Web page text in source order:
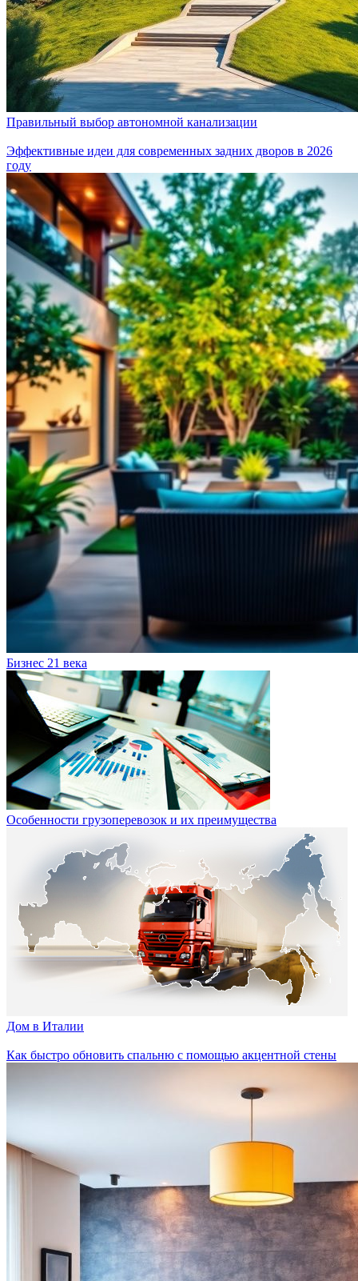
Правильный выбор автономной канализации
Эффективные идеи для современных задних дворов в 2026
году
Бизнес 21 века
Особенности грузоперевозок и их преимущества
Дом в Италии
Как быстро обновить спальню с помощью акцентной стены